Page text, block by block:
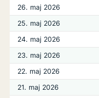
26. maj 2026
25. maj 2026
24. maj 2026
23. maj 2026
22. maj 2026
21. maj 2026